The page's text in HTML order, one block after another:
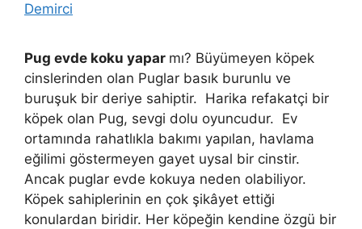
Demirci
Pug evde koku yapar mı? Büyümeyen köpek
cinslerinden olan Puglar basık burunlu ve
buruşuk bir deriye sahiptir. Harika refakatçi bir
köpek olan Pug, sevgi dolu oyuncudur. Ev
ortamında rahatlıkla bakımı yapılan, havlama
eğilimi göstermeyen gayet uysal bir cinstir.
Ancak puglar evde kokuya neden olabiliyor.
Köpek sahiplerinin en çok şikâyet ettiği
konulardan biridir. Her köpeğin kendine özgü bir